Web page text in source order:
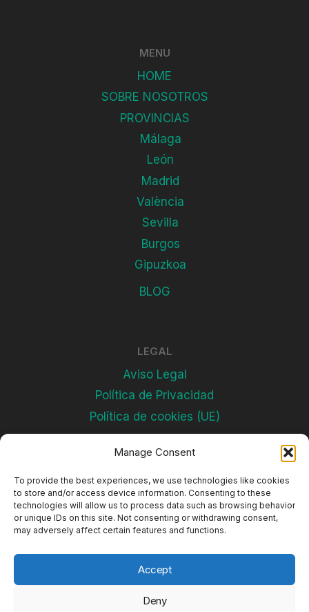
Manage Consent
To provide the best experiences, we use technologies like cookies
to store and/or access device information. Consenting to these
technologies will allow us to process data such as browsing behavior
or unique IDs on this site. Not consenting or withdrawing consent,
may adversely affect certain features and functions.
Accept
Deny
MENU
HOME
SOBRE NOSOTROS
PROVINCIAS
Málaga
León
Madrid
València
Sevilla
Burgos
Gipuzkoa
BLOG
LEGAL
Aviso Legal
Política de Privacidad
Política de cookies (UE)
Subscríbete